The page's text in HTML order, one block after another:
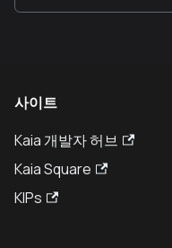
사이트
Kaia 개발자 허브
Kaia Square
KIPs